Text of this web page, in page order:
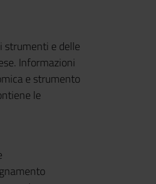
strumenti e delle
Informazioni
e strumento
le